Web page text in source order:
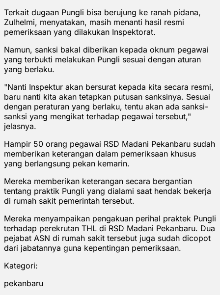
Terkait dugaan Pungli bisa berujung ke ranah pidana,
Zulhelmi, menyatakan, masih menanti hasil resmi
pemeriksaan yang dilakukan Inspektorat.
Namun, sanksi bakal diberikan kepada oknum pegawai
yang terbukti melakukan Pungli sesuai dengan aturan
yang berlaku.
"Nanti Inspektur akan bersurat kepada kita secara resmi,
baru nanti kita akan tetapkan putusan sanksinya. Sesuai
dengan peraturan yang berlaku, tentu akan ada sanksi-
sanksi yang mengikat terhadap pegawai tersebut,"
jelasnya.
Hampir 50 orang pegawai RSD Madani Pekanbaru sudah
memberikan keterangan dalam pemeriksaan khusus
yang berlangsung pekan kemarin.
Mereka memberikan keterangan secara bergantian
tentang praktik Pungli yang dialami saat hendak bekerja
di rumah sakit pemerintah tersebut.
Mereka menyampaikan pengakuan perihal praktek Pungli
terhadap perekrutan THL di RSD Madani Pekanbaru. Dua
pejabat ASN di rumah sakit tersebut juga sudah dicopot
dari jabatannya guna kepentingan pemeriksaan.
Kategori:
pekanbaru